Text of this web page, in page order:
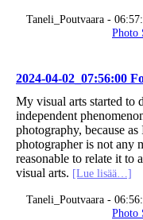
Taneli_Poutvaara -
Photo
2024-04-02_07:56:00
My visual arts started to
independent
photography, because
photographer is not any
reasonable to relate it to
visual arts. [Lue lisää…]
Taneli_Poutvaara -
Photo